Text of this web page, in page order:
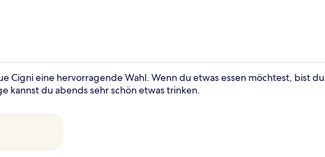
Cigni eine hervorragende Wahl. Wenn du etwas essen möchtest, bist du
kannst du abends sehr schön etwas trinken.